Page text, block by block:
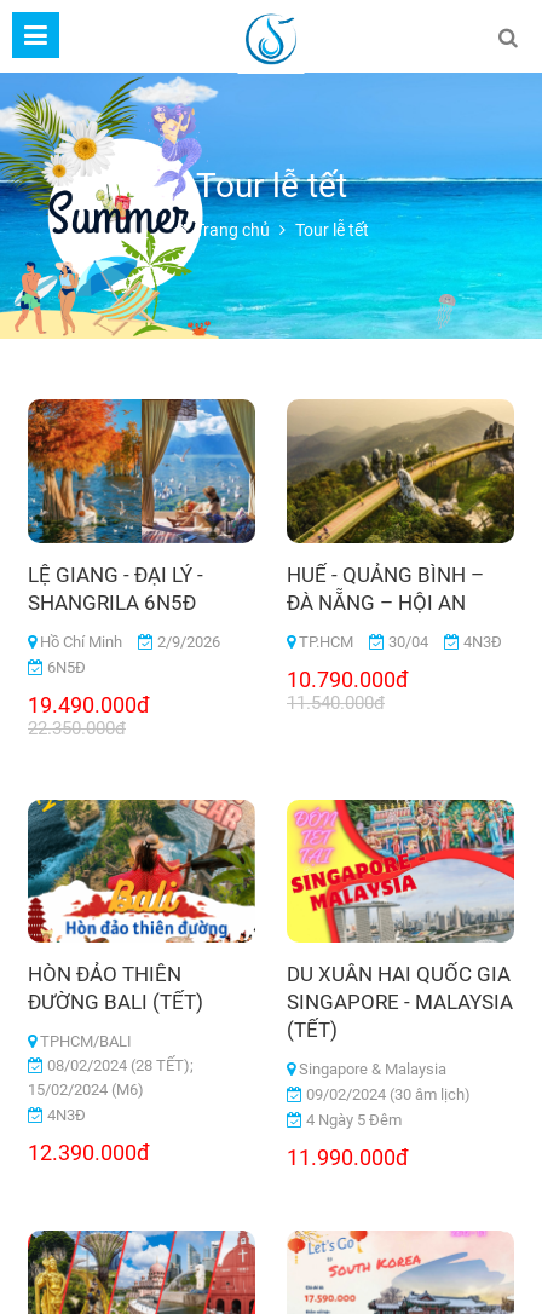
Tour lễ tết
Trang chủ Tour lễ tết
LỆ GIANG - ĐẠI LÝ -
SHANGRILA 6N5Đ
Hồ Chí Minh
2/9/2026
6N5Đ
19.490.000đ
22.350.000đ
HUẾ - QUẢNG BÌNH –
ĐÀ NẴNG – HỘI AN
TP.HCM 30/04 4N3Đ
10.790.000đ
11.540.000đ
HÒN ĐẢO THIÊN
ĐƯỜNG BALI (TẾT)
TPHCM/BALI
08/02/2024 (28 TẾT);
15/02/2024 (M6)
4N3Đ
12.390.000đ
DU XUÂN HAI QUỐC GIA
SINGAPORE - MALAYSIA
(TẾT)
Singapore & Malaysia
09/02/2024 (30 âm lịch)
4 Ngày 5 Đêm
11.990.000đ